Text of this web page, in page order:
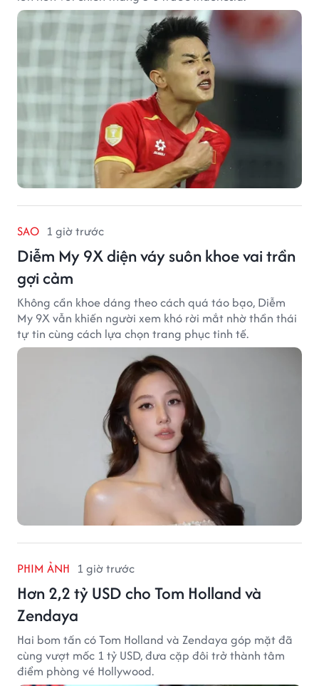
SAO 1 giờ trước
Diễm My 9X diện váy suôn khoe vai trần
gợi cảm
Không cần khoe dáng theo cách quá táo bạo, Diễm
My 9X vẫn khiến người xem khó rời mắt nhờ thần thái
tự tin cùng cách lựa chọn trang phục tinh tế.
PHIM ẢNH 1 giờ trước
Hơn 2,2 tỷ USD cho Tom Holland và
Zendaya
Hai bom tấn có Tom Holland và Zendaya góp mặt đã
cùng vượt mốc 1 tỷ USD, đưa cặp đôi trở thành tâm
điểm phòng vé Hollywood.